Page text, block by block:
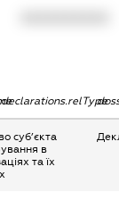
суб’єкта
в
та їх